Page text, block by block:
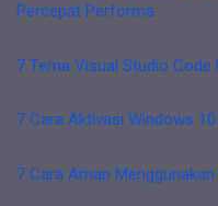
Percepat Performa
7 Tema Visual Studio
7 Cara Aktivasi Windows
7 Cara Aman Menggunakan